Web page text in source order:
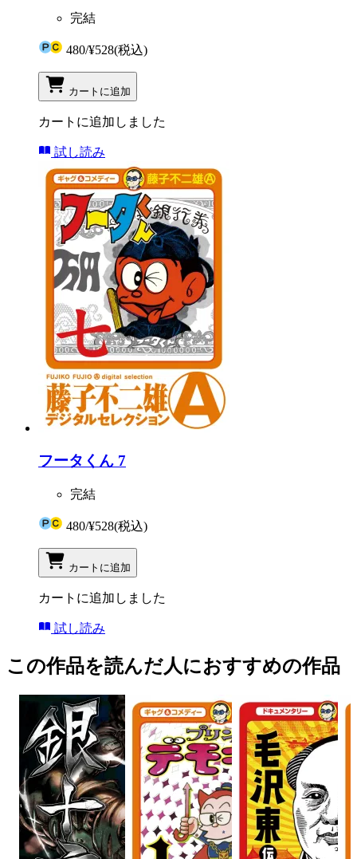
完結
480/¥528(税込)
カートに追加
カートに追加しました
試し読み
フータくん 7
完結
480/¥528(税込)
カートに追加
カートに追加しました
試し読み
この作品を読んだ人におすすめの作品